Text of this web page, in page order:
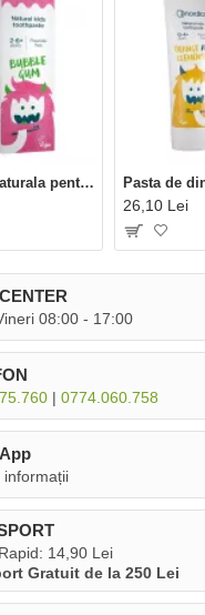
08:00 - 17:00
| 0774.060.758
informații
14,90 Lei
Gratuit de la 250 Lei
Pasta de dinti naturala pentru copii cu Bubble Gum (50 ml), Nordics
26,10 Lei